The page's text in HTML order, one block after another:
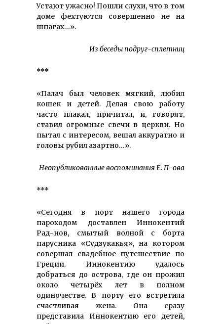
Устают ужасно! Пошли слухи, что в том
доме фехтуются совершенно не на
шпагах…».
Из беседы подруг-сплетниц
***
«Палач был человек мягкий, любил
кошек и детей. Делая свою работу
часто плакал, причитал, и, говорят,
ставил огромные свечи в церкви. Но
пытал с интересом, вешал аккуратно и
головы рубил азартно…».
Неопубликованные воспоминания Е. П-ова
***
«Сегодня в порт нашего города
пароходом доставлен Иннокентий
Рад-нов, смытый волной с борта
парусника «Судзукакья», на котором
совершал свадебное путешествие по
Греции. Иннокентию удалось
добраться до острова, где он прожил
около четырёх лет в полном
одиночестве. В порту его встретила
счастливая жена. Она сразу
представила Иннокентию его детей,